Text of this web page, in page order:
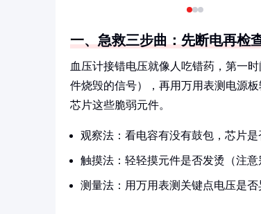
一、急救三步曲：先断电再检
血压计接错电压就像人吃错药，第一
件烧毁的信号），再用万用表测电源
芯片这些脆弱元件。
观察法：看电容有没有鼓包，芯片是
触摸法：轻轻摸元件是否发烫（注意
测量法：用万用表测关键点电压是否